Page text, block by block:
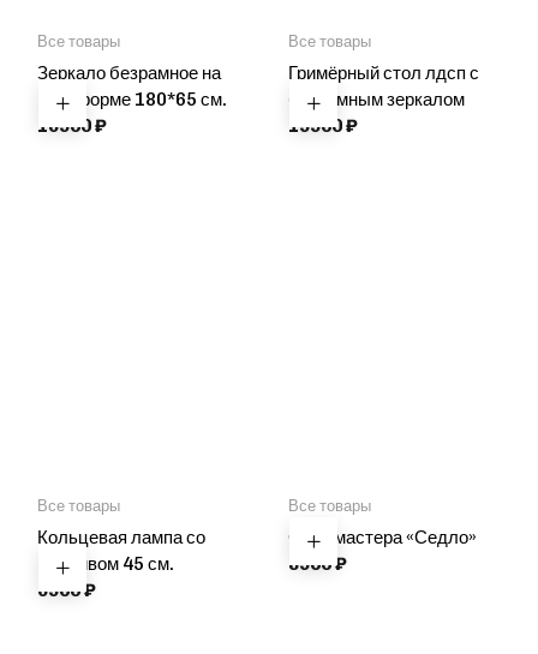
Все товары
Зеркало безрамное на
платформе 180*65 см.
16900₽
Все товары
Гримёрный стол лдсп с
безрамным зеркалом
19900₽
Все товары
Кольцевая лампа со
штативом 45 см.
6900₽
Все товары
Стул мастера «Седло»
8900₽